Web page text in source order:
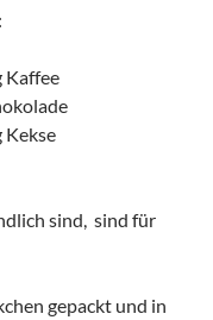
Kaffee
Kekse
sind, sind für
gepackt und in